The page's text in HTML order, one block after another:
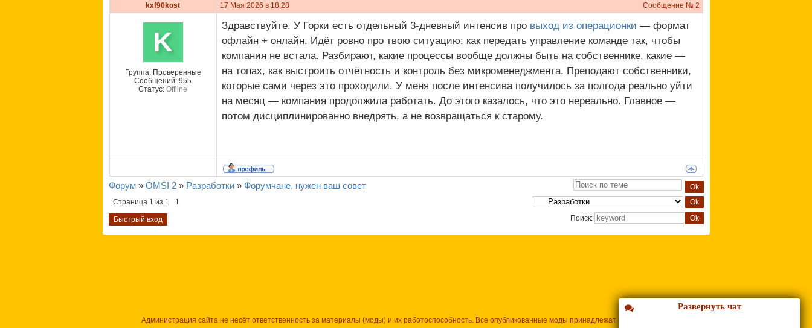
Развернуть чат
kxf90kost 17 Мая 2026 в 18:28 Сообщение № 2
K
Группа: Проверенные
Сообщений: 955
Статус: Offline
Здравствуйте. У Горки есть отдельный 3-дневный интенсив про выход из операционки — формат
офлайн + онлайн. Идёт ровно про твою ситуацию: как передать управление команде так, чтобы
компания не встала. Разбирают, какие процессы вообще должны быть на собственнике, какие —
на топах, как выстроить отчётность и контроль без микроменеджмента. Преподают собственники,
которые сами через это проходили. У меня после интенсива получилось за полгода реально уйти
на месяц — компания продолжила работать. До этого казалось, что это нереально. Главное —
потом дисциплинированно внедрять, а не возвращаться к старому.
Форум » OMSI 2 » Разработки » Форумчане, нужен ваш совет
Страница 1 из 1
1
Поиск:
Администрация сайта не несёт ответственность за материалы (моды) и их работоспособность. Все опубликованные моды принадлежат их владельцам.